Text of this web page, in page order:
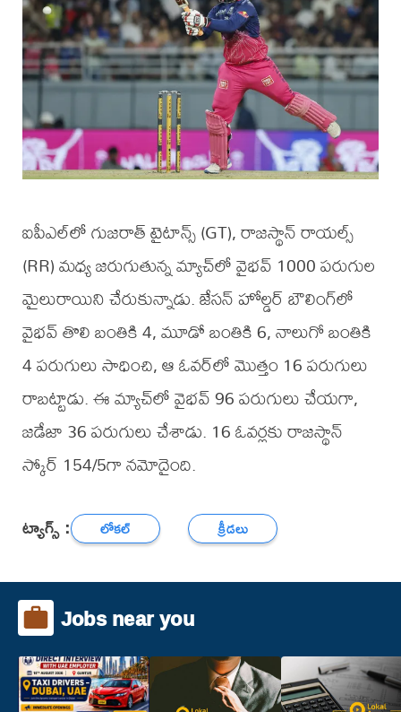
ఐపీఎల్‌లో గుజరాత్ టైటాన్స్ (GT), రాజస్థాన్ రాయల్స్
(RR) మధ్య జరుగుతున్న మ్యాచ్‌లో వైభవ్ 1000 పరుగుల
మైలురాయిని చేరుకున్నాడు. జేసన్ హోల్డర్ బౌలింగ్‌లో
వైభవ్ తొలి బంతికి 4, మూడో బంతికి 6, నాలుగో బంతికి
4 పరుగులు సాధించి, ఆ ఓవర్‌లో మొత్తం 16 పరుగులు
రాబట్టాడు. ఈ మ్యాచ్‌లో వైభవ్ 96 పరుగులు చేయగా,
జడేజా 36 పరుగులు చేశాడు. 16 ఓవర్లకు రాజస్థాన్
స్కోర్ 154/5గా నమోదైంది.
ట్యాగ్స్ : లోకల్ క్రీడలు
Jobs near you